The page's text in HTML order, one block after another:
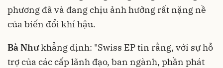
phương đã và đang chịu ảnh hưởng rất nặng nề
của biến đổi khí hậu.
Bà Nhưkhẳng định: "Swiss EP tin rằng, với sự hỗ
trợ của các cấp lãnh đạo, ban ngành, phần phát